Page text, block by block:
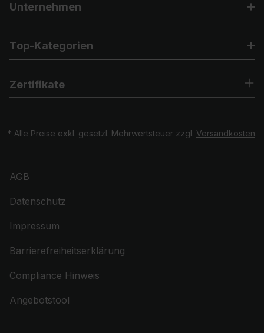
Unternehmen
Top-Kategorien
Zertifikate
* Alle Preise exkl. gesetzl. Mehrwertsteuer zzgl. Versandkosten.
AGB
Datenschutz
Impressum
Barrierefreiheitserklärung
Compliance Hinweis
Angebotstool